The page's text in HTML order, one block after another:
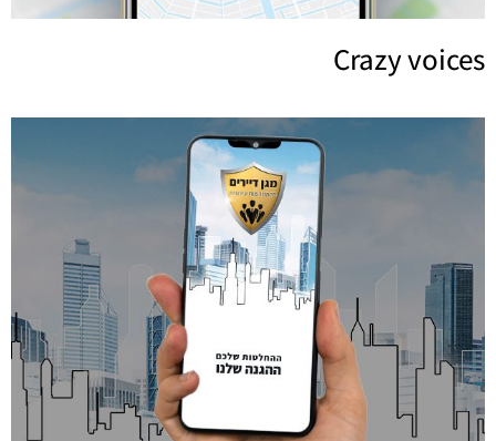
Crazy voices